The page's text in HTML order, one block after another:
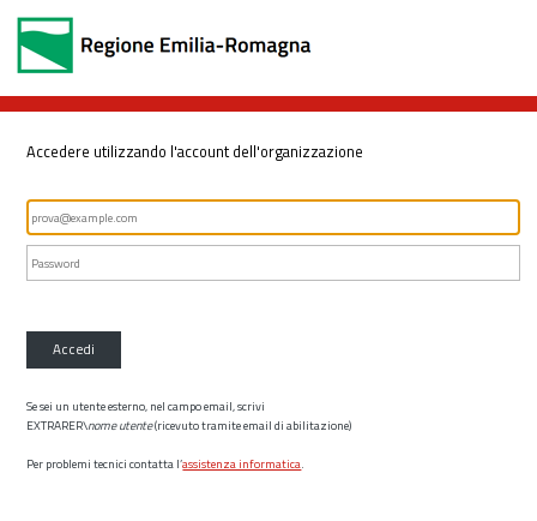
Accedere utilizzando l'account dell'organizzazione
Accedi
Se sei un utente esterno, nel campo email, scrivi
EXTRARER\nome utente(ricevuto tramite email di abilitazione)
Per problemi tecnici contatta l’assistenza informatica.